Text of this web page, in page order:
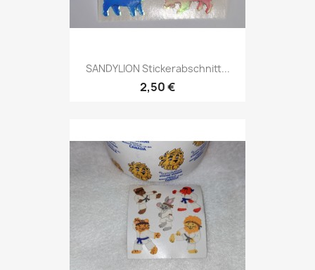
SANDYLION Stickerabschnitt...
2,50 €